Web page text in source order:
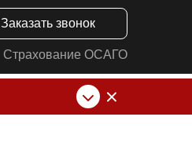
Заказать звонок
Страхование ОСАГО